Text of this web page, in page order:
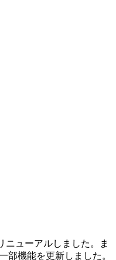
ニューアルしました。ま
部機能を更新しました。